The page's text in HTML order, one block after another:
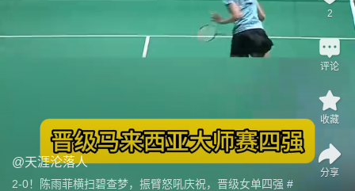
@天涯沦落人
2-0！陈雨菲横扫碧查梦，振臂怒吼庆祝，晋级女单四强 #
2
评论
收藏
分享